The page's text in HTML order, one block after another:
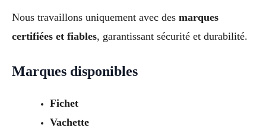
Nous travaillons uniquement avec des marques
certifiées et fiables, garantissant sécurité et durabilité.
Marques disponibles
Fichet
Vachette